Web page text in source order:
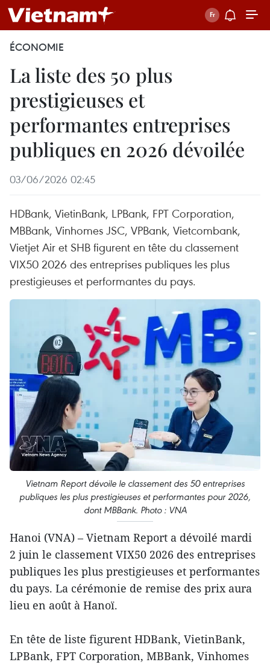
ÉCONOMIE
La liste des 50 plus
prestigieuses et
performantes entreprises
publiques en 2026 dévoilée
03/06/2026 02:45
HDBank, VietinBank, LPBank, FPT Corporation,
MBBank, Vinhomes JSC, VPBank, Vietcombank,
Vietjet Air et SHB figurent en tête du classement
VIX50 2026 des entreprises publiques les plus
prestigieuses et performantes du pays.
Vietnam Report dévoile le classement des 50 entreprises
publiques les plus prestigieuses et performantes pour 2026,
dont MBBank. Photo : VNA
Hanoi (VNA) – Vietnam Report a dévoilé mardi
2 juin le classement VIX50 2026 des entreprises
publiques les plus prestigieuses et performantes
du pays. La cérémonie de remise des prix aura
lieu en août à Hanoï.
En tête de liste figurent HDBank, VietinBank,
LPBank, FPT Corporation, MBBank, Vinhomes